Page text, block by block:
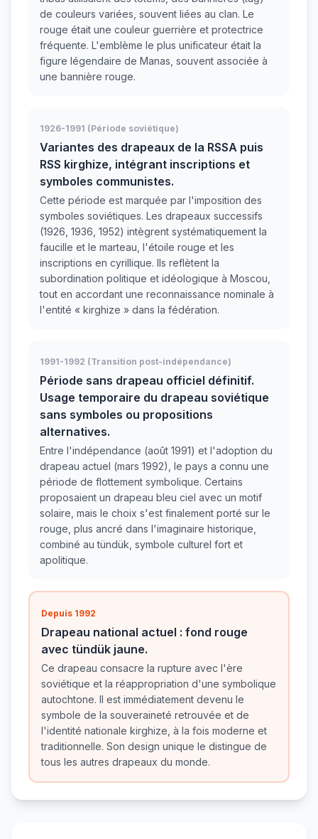
de couleurs variées, souvent liées au clan. Le
rouge était une couleur guerrière et protectrice
fréquente. L'emblème le plus unificateur était la
figure légendaire de Manas, souvent associée à
une bannière rouge.
1926-1991 (Période soviétique)
Variantes des drapeaux de la RSSA puis
RSS kirghize, intégrant inscriptions et
symboles communistes.
Cette période est marquée par l'imposition des
symboles soviétiques. Les drapeaux successifs
(1926, 1936, 1952) intègrent systématiquement la
faucille et le marteau, l'étoile rouge et les
inscriptions en cyrillique. Ils reflètent la
subordination politique et idéologique à Moscou,
tout en accordant une reconnaissance nominale à
l'entité « kirghize » dans la fédération.
1991-1992 (Transition post-indépendance)
Période sans drapeau officiel définitif.
Usage temporaire du drapeau soviétique
sans symboles ou propositions
alternatives.
Entre l'indépendance (août 1991) et l'adoption du
drapeau actuel (mars 1992), le pays a connu une
période de flottement symbolique. Certains
proposaient un drapeau bleu ciel avec un motif
solaire, mais le choix s'est finalement porté sur le
rouge, plus ancré dans l'imaginaire historique,
combiné au tündük, symbole culturel fort et
apolitique.
Depuis 1992
Drapeau national actuel : fond rouge
avec tündük jaune.
Ce drapeau consacre la rupture avec l'ère
soviétique et la réappropriation d'une symbolique
autochtone. Il est immédiatement devenu le
symbole de la souveraineté retrouvée et de
l'identité nationale kirghize, à la fois moderne et
traditionnelle. Son design unique le distingue de
tous les autres drapeaux du monde.